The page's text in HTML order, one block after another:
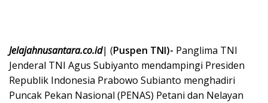
Jelajahnusantara.co.id| (Puspen TNI)- Panglima TNI
Jenderal TNI Agus Subiyanto mendampingi Presiden
Republik Indonesia Prabowo Subianto menghadiri
Puncak Pekan Nasional (PENAS) Petani dan Nelayan